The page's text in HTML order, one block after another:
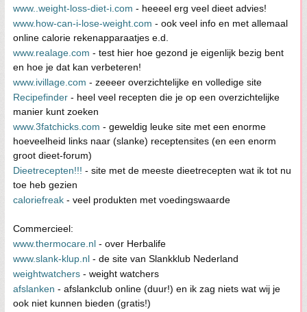
www..weight-loss-diet-i.com - heeeel erg veel dieet advies!
www.how-can-i-lose-weight.com - ook veel info en met allemaal
online calorie rekenapparaatjes e.d.
www.realage.com - test hier hoe gezond je eigenlijk bezig bent
en hoe je dat kan verbeteren!
www.ivillage.com - zeeeer overzichtelijke en volledige site
Recipefinder - heel veel recepten die je op een overzichtelijke
manier kunt zoeken
www.3fatchicks.com - geweldig leuke site met een enorme
hoeveelheid links naar (slanke) receptensites (en een enorm
groot dieet-forum)
Dieetrecepten!!! - site met de meeste dieetrecepten wat ik tot nu
toe heb gezien
caloriefreak - veel produkten met voedingswaarde
Commercieel:
www.thermocare.nl - over Herbalife
www.slank-klup.nl - de site van Slankklub Nederland
weightwatchers - weight watchers
afslanken - afslankclub online (duur!) en ik zag niets wat wij je
ook niet kunnen bieden (gratis!)